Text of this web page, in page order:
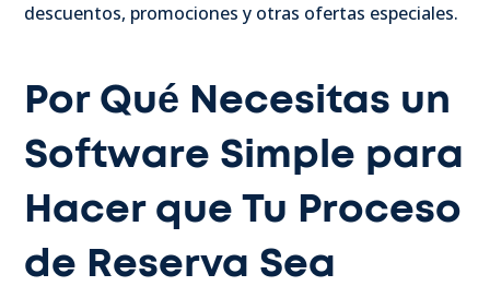
descuentos, promociones y otras ofertas especiales.
Por Qué Necesitas un
Software Simple para
Hacer que Tu Proceso
de Reserva Sea